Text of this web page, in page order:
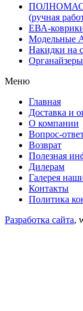
(ручная
ЕВА-
Модельные
Накидки на
Органайзеры
Меню
Главная
Доставка и
О компании
Вопрос-
Возврат
Полезная
Дилерам
Галерея
Контакты
Политика
Разработка сайта,